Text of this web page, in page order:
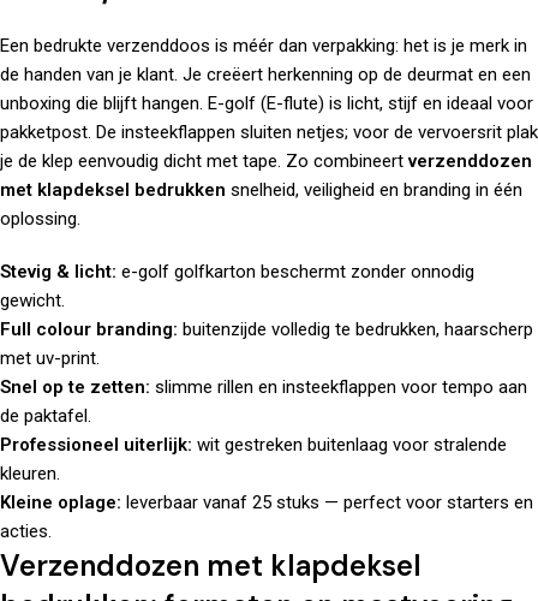
Een bedrukte verzenddoos is méér dan verpakking: het is je merk in
de handen van je klant. Je creëert herkenning op de deurmat en een
unboxing die blijft hangen. E-golf (E-flute) is licht, stijf en ideaal voor
pakketpost. De insteekflappen sluiten netjes; voor de vervoersrit plak
je de klep eenvoudig dicht met tape. Zo combineertverzenddozen
met klapdeksel bedrukken snelheid, veiligheid en branding in één
oplossing.
Stevig & licht: e-golf golfkarton beschermt zonder onnodig
gewicht.
Full colour branding: buitenzijde volledig te bedrukken, haarscherp
met uv-print.
Snel op te zetten: slimme rillen en insteekflappen voor tempo aan
de paktafel.
Professioneel uiterlijk: wit gestreken buitenlaag voor stralende
kleuren.
Kleine oplage: leverbaar vanaf 25 stuks — perfect voor starters en
acties.
Verzenddozen met klapdeksel